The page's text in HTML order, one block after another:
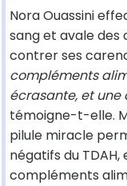
Nora Ouassini
sang et avale
contrer ses
compléments
écrasante, et
témoigne-t-elle.
pilule miracle
négatifs du
compléments